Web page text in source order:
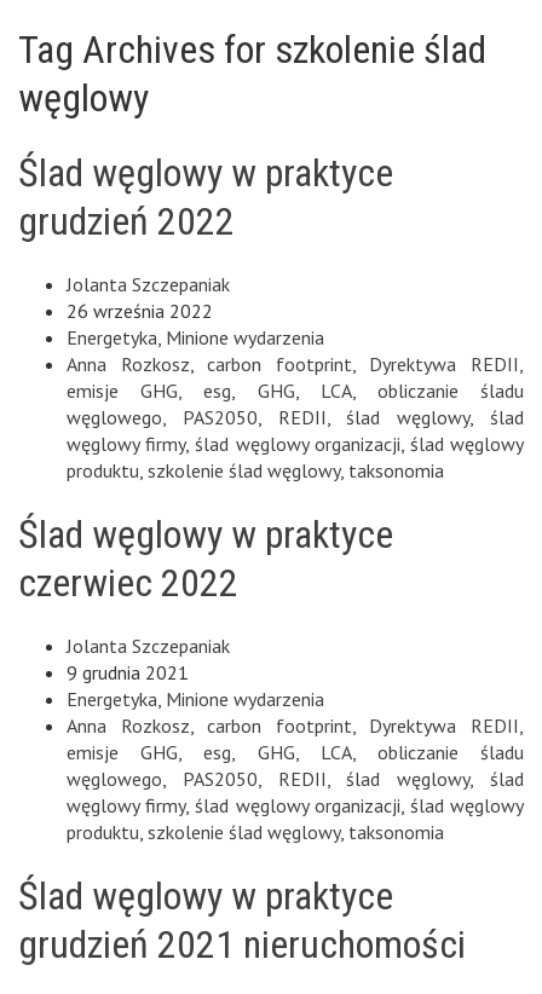
Tag Archives for szkolenie ślad
węglowy
Ślad węglowy w praktyce
grudzień 2022
Jolanta Szczepaniak
26 września 2022
Energetyka, Minione wydarzenia
Anna Rozkosz,carbon footprint, Dyrektywa REDII,
emisje GHG,esg, GHG, LCA, obliczanie śladu
węglowego, PAS2050, REDII,ślad węglowy,ślad
węglowy firmy,ślad węglowy organizacji, ślad węglowy
produktu, szkolenie ślad węglowy, taksonomia
Ślad węglowy w praktyce
czerwiec 2022
Jolanta Szczepaniak
9 grudnia 2021
Energetyka, Minione wydarzenia
Anna Rozkosz,carbon footprint, Dyrektywa REDII,
emisje GHG,esg, GHG, LCA, obliczanie śladu
węglowego, PAS2050, REDII,ślad węglowy,ślad
węglowy firmy,ślad węglowy organizacji, ślad węglowy
produktu, szkolenie ślad węglowy, taksonomia
Ślad węglowy w praktyce
grudzień 2021 nieruchomości